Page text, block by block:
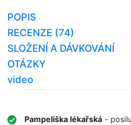
POPIS
RECENZE (74)
SLOŽENÍ A DÁVKOVÁNÍ
OTÁZKY
video
Pampeliška lékařská -